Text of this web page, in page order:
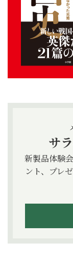
サ
新製品体験
ント、プレ